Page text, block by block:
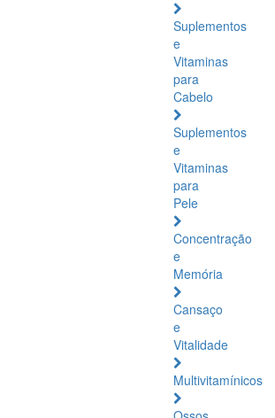
Suplementos
e
Vitaminas
para
Cabelo
Suplementos
e
Vitaminas
para
Pele
Concentração
e
Memória
Cansaço
e
Vitalidade
Multivitamínicos